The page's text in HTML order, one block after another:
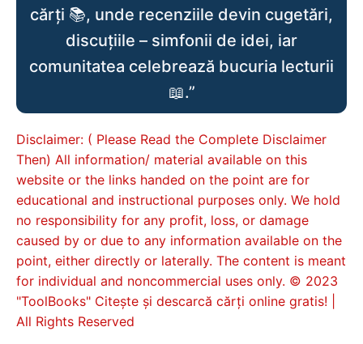
cărți 📚, unde recenziile devin cugetări,
discuțiile – simfonii de idei, iar
comunitatea celebrează bucuria lecturii
📖.”
Disclaimer: ( Please Read the Complete Disclaimer
Then) All information/ material available on this
website or the links handed on the point are for
educational and instructional purposes only. We hold
no responsibility for any profit, loss, or damage
caused by or due to any information available on the
point, either directly or laterally. The content is meant
for individual and noncommercial uses only. © 2023
"ToolBooks" Citește și descarcă cărți online gratis! |
All Rights Reserved